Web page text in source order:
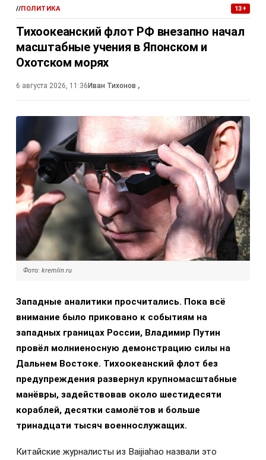
//ПОЛИТИКА 13+
Тихоокеанский флот РФ внезапно начал
масштабные учения в Японском и
Охотском морях
6 августа 2026, 11:36Иван Тихонов ,
Фото: kremlin.ru
Западные аналитики просчитались. Пока всё
внимание было приковано к событиям на
западных границах России, Владимир Путин
провёл молниеносную демонстрацию силы на
Дальнем Востоке. Тихоокеанский флот без
предупреждения развернул крупномасштабные
манёвры, задействовав около шестидесяти
кораблей, десятки самолётов и больше
тринадцати тысяч военнослужащих.
Китайские журналисты из Baijiahao назвали это